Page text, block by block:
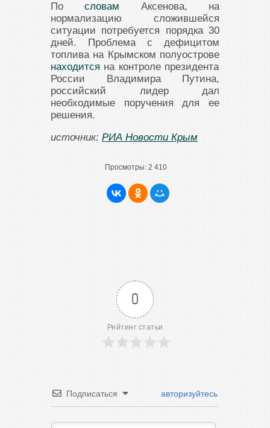
Пословам Аксенова, на
нормализацию сложившейся
ситуации потребуется порядка 30
дней. Проблема с дефицитом
топлива на Крымском полуострове
находится на контроле президента
России Владимира Путина,
российский лидер дал
необходимые поручения для ее
решения.
источник: РИА Новости Крым
Просмотры: 2 410
0
Рейтинг статьи
Подписаться авторизуйтесь